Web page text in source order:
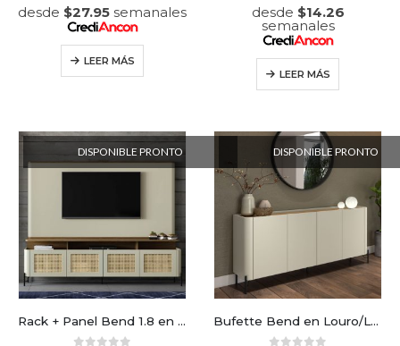
desde $27.95 semanales
LEER MÁS
desde $14.26
semanales
LEER MÁS
DISPONIBLE PRONTO
Rack + Panel Bend 1.8 en Louro/Luna puertas mimbre
DISPONIBLE PRONTO
Bufette Bend en Louro/Luna puertas lisas